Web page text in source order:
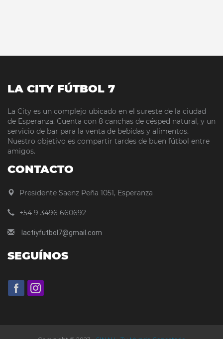
LA CITY FÚTBOL 7
La City es un complejo ubicado en el sureste de la ciudad
de Esperanza. Cuenta con 8 canchas de césped natural, y un
servicio de bar para la venta de bebidas y alimentos.
Nuestro objetivo es compartir tardes de buen fútbol entre
amigos.
CONTACTO
Presidente Saenz Peña 1051, Esperanza
+54 9 3496 660692
lactiyfutbol7@gmail.com
SEGUÍNOS